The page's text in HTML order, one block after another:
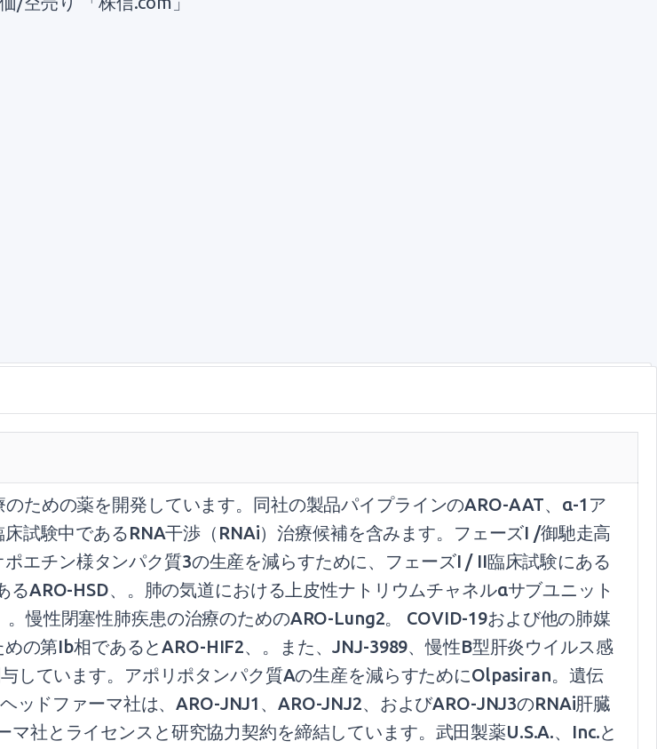
ための薬を開発しています。同社の製品パイプラインのARO-AAT、α-1ア
試験中であるRNA干渉（RNAi）治療候補を含みます。フェーズI /御馳走高
エチン様タンパク質3の生産を減らすために、フェーズI / II臨床試験にある
ARO-HSD、。肺の気道における上皮性ナトリウムチャネルαサブユニット
慢性閉塞性肺疾患の治療のためのARO-Lung2。 COVID-19および他の肺媒
の第Ib相であるとARO-HIF2、。また、JNJ-3989、慢性B型肝炎ウイルス感
しています。アポリポタンパク質Aの生産を減らすためにOlpasiran。遺伝
ッドファーマ社は、ARO-JNJ1、ARO-JNJ2、およびARO-JNJ3のRNAi肝臓
社とライセンスと研究協力契約を締結しています。武田製薬U.S.A.、Inc.と